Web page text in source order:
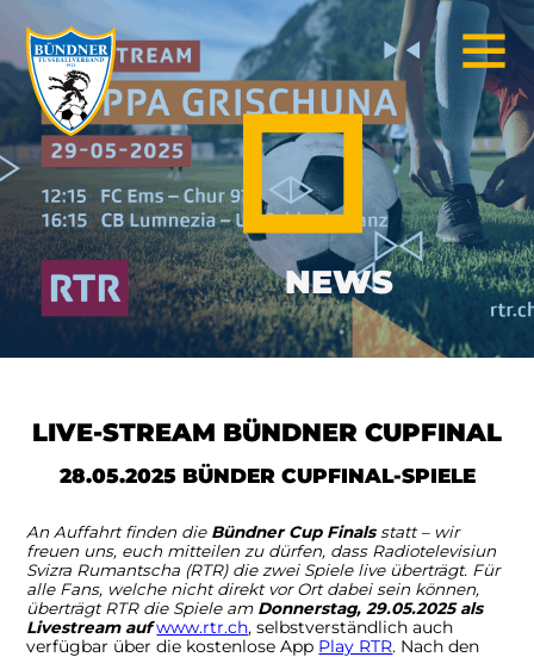
NEWS
LIVE-STREAM BÜNDNER CUPFINAL
28.05.2025 BÜNDER CUPFINAL-SPIELE
An Auffahrt finden die Bündner Cup Finals statt – wir
freuen uns, euch mitteilen zu dürfen, dass Radiotelevisiun
Svizra Rumantscha (RTR) die zwei Spiele live überträgt. Für
alle Fans, welche nicht direkt vor Ort dabei sein können,
überträgt RTR die Spiele amDonnerstag, 29.05.2025 als
Livestream auf www.rtr.ch, selbstverständlich auch
verfügbar über die kostenlose App Play RTR. Nach den